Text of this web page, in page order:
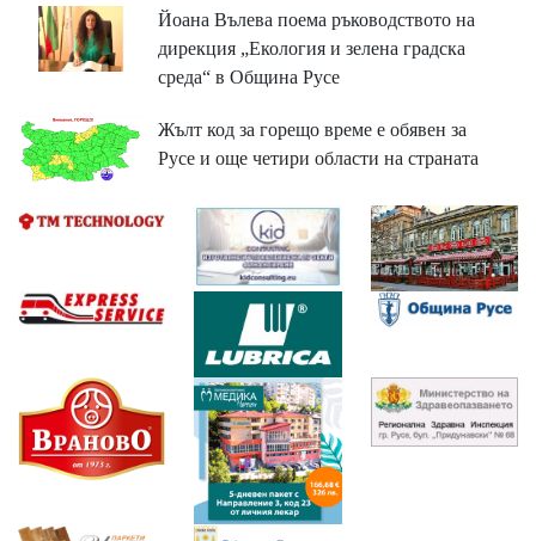
Йоана Вълева поема ръководството на
дирекция „Екология и зелена градска
среда“ в Община Русе
Жълт код за горещо време е обявен за
Русе и още четири области на страната